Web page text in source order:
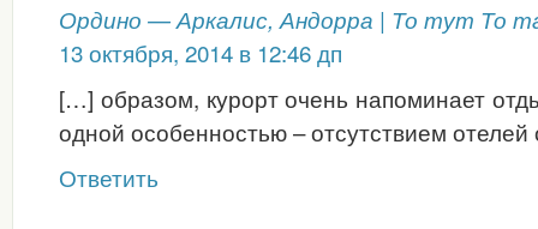
Ордино — Аркалис, Андорра | То тут То
13 октября, 2014 в 12:46 дп
[…] образом, курорт очень напоминает
одной особенностью – отсутствием
Ответить